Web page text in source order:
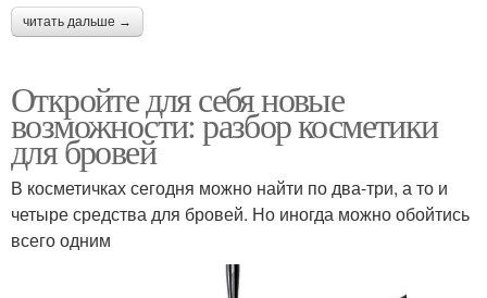
читать дальше →
Откройте для себя новые
возможности: разбор косметики
для бровей
В косметичках сегодня можно найти по два-три, а то и
четыре средства для бровей. Но иногда можно обойтись
всего одним